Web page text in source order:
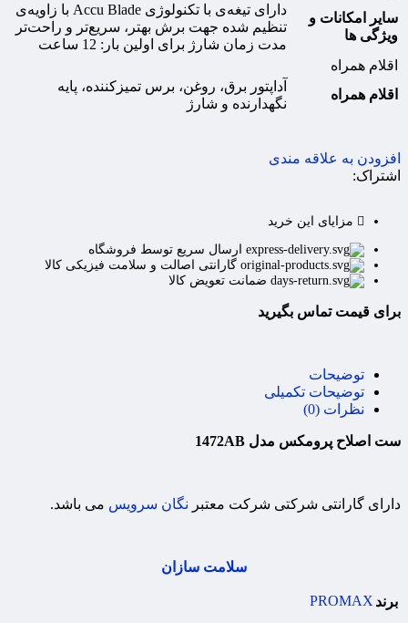
سایر امکانات و
ویژگی ها
دارای تیغه‌‌ی با تکنولوژی Accu Blade با زاویه‌ی
تنظیم شده جهت برش بهتر، سریع‌تر و راحت‌تر
مدت زمان شارژ برای اولین بار: 12 ساعت
اقلام همراه
اقلام همراه
آداپتور برق، روغن، برس تمیزکننده، پایه
نگهدارنده و شارژ
افزودن به علاقه مندی
اشتراک:
مزایای این خرید
ارسال سریع توسط فروشگاه
گارانتی اصالت و سلامت فیزیکی کالا
ضمانت تعویض کالا
برای قیمت تماس بگیرید
توضیحات
توضیحات تکمیلی
نظرات (0)
ست اصلاح پرومکس مدل 1472AB
دارای گارانتی شرکتی شرکت معتبر نگان سرویسمی باشد.
سلامت سازان
برند PROMAX